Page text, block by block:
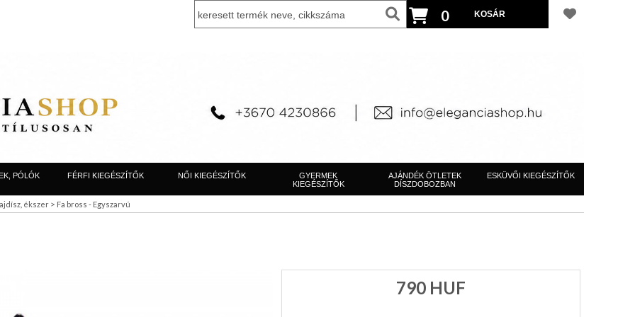
0
PÓLÓK FÉRFI KIEGÉSZÍTŐK NŐI KIEGÉSZÍTŐK
GYERMEK
KIEGÉSZÍTŐK
AJÁNDÉK ÖTLETEK
DÍSZDOBOZBAN
ESKÜVŐI KIEGÉSZÍTŐK
ékszer > Fa bross - Egyszarvú
790 HUF